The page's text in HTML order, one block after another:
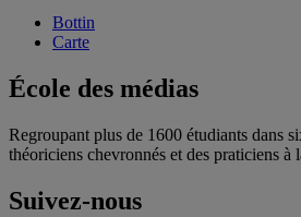
Bottin
Carte
École des médias
Regroupant plus de 1600 étudiants dans
théoriciens chevronnés et des praticiens
Suivez-nous